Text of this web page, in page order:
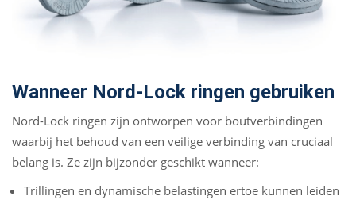
Wanneer Nord-Lock ringen gebruiken
Nord-Lock ringen zijn ontworpen voor boutverbindingen
waarbij het behoud van een veilige verbinding van cruciaal
belang is. Ze zijn bijzonder geschikt wanneer:
Trillingen en dynamische belastingen ertoe kunnen leiden